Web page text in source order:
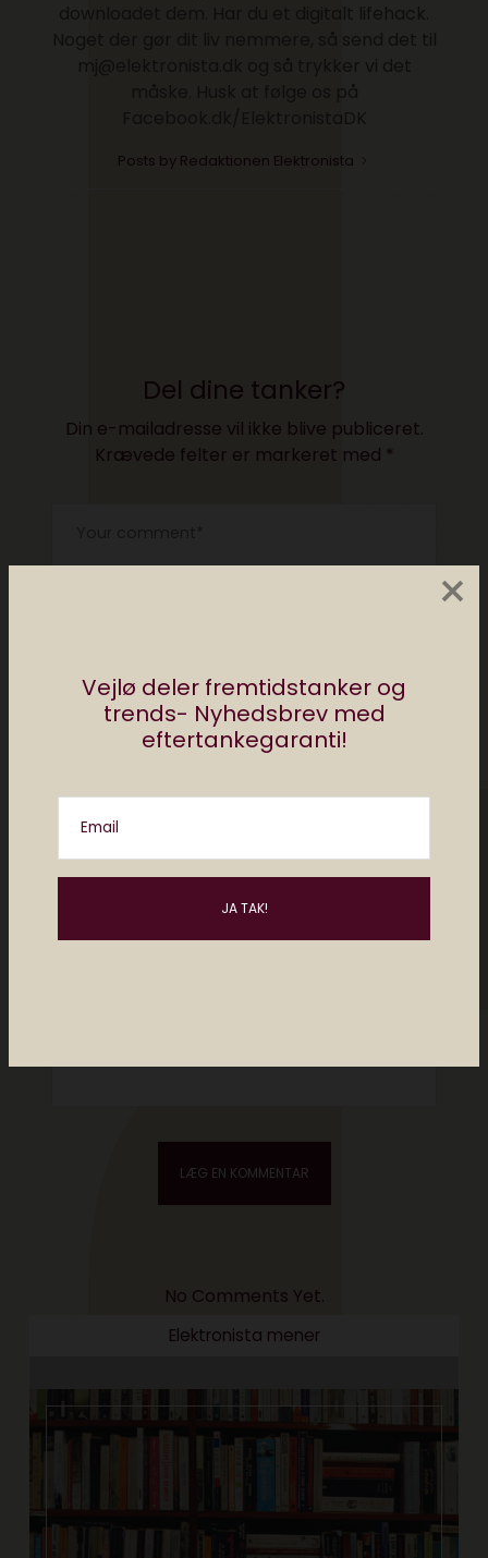
Vejlø deler fremtidstanker og
trends- Nyhedsbrev med
eftertankegaranti!
Email
×
Posts by Redaktionen Elektronista
Del dine tanker?
Din e-mailadresse vil ikke blive publiceret.
Krævede felter er markeret med *
No Comments Yet.
Elektronista mener